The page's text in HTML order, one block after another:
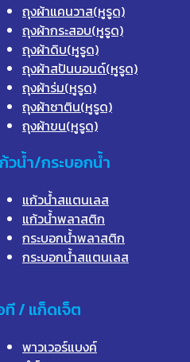
ถุงผ้าแคนวาส(หูรูด)
ถุงผ้ากระสอบ(หูรูด)
ถุงผ้าดิบ(หูรูด)
ถุงผ้าสปันบอนด์(หูรูด)
ถุงผ้าร่ม(หูรูด)
ถุงผ้าซาติน(หูรูด)
ถุงผ้าขน(หูรูด)
วน้ำ/กระบอกน้ำ
แก้วน้ำสแตนเลส
แก้วน้ำพลาสติก
กระบอกน้ำพลาสติก
กระบอกน้ำสแตนเลส
ที / แก็ดเจ็ต
พาวเวอร์แบงค์